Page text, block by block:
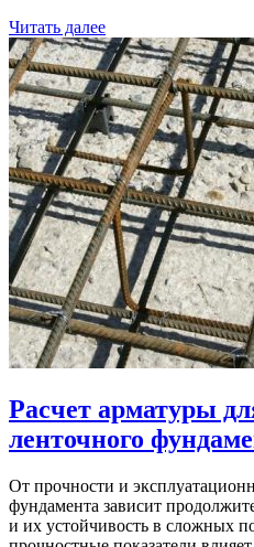
Читать далее
Расчет арматуры
ленточного
От прочности и
фундамента зависит
и их устойчивость в сложных